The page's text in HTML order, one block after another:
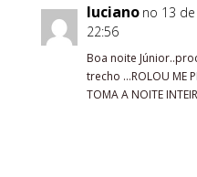
luciano no 13
22:56
Boa noite
trecho …ROLOU ME
TOMA A NOITE